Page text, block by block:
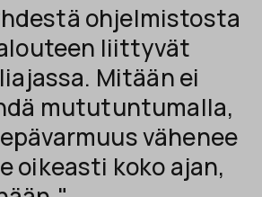
ohjelmistosta
liittyvät
Mitään ei
mututuntumalla,
vähenee
oikeasti koko ajan,